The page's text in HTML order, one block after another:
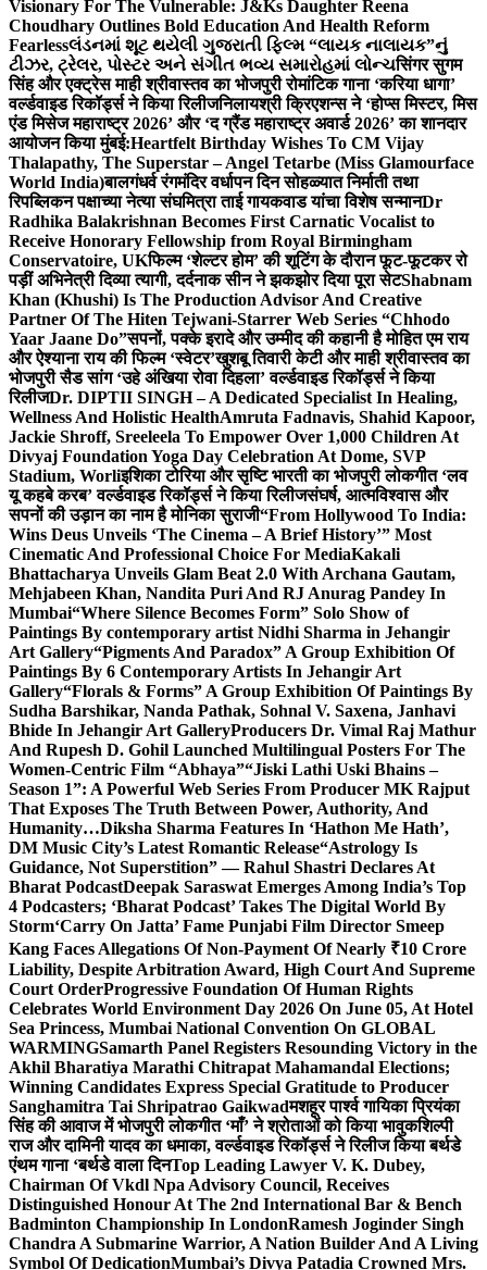
Visionary For The Vulnerable: J&Ks Daughter Reena
Choudhary Outlines Bold Education And Health Reform
Fearlessલંડનમાં શૂટ થયેલી ગુજરાતી ફિલ્મ “લાયક નાલાયક”નું
ટીઝર, ટ્રેલર, પોસ્ટર અને સંગીત ભવ્ય સમારોહમાં લોન્ચसिंगर सुगम
सिंह और एक्ट्रेस माही श्रीवास्तव का भोजपुरी रोमांटिक गाना ‘करिया धागा’
वर्ल्डवाइड रिकॉर्ड्स ने किया रिलीजनिलायश्री क्रिएशन्स ने ‘होप्स मिस्टर, मिस
एंड मिसेज महाराष्ट्र 2026’ और ‘द ग्रैंड महाराष्ट्र अवार्ड 2026’ का शानदार
आयोजन किया मुंबई:Heartfelt Birthday Wishes To CM Vijay
Thalapathy, The Superstar – Angel Tetarbe (Miss Glamourface
World India)बालगंधर्व रंगमंदिर वर्धापन दिन सोहळ्यात निर्माती तथा
रिपब्लिकन पक्षाच्या नेत्या संघमित्रा ताई गायकवाड यांचा विशेष सन्मानDr
Radhika Balakrishnan Becomes First Carnatic Vocalist to
Receive Honorary Fellowship from Royal Birmingham
Conservatoire, UKफिल्म ‘शेल्टर होम’ की शूटिंग के दौरान फूट-फूटकर रो
पड़ीं अभिनेत्री दिव्या त्यागी, दर्दनाक सीन ने झकझोर दिया पूरा सेटShabnam
Khan (Khushi) Is The Production Advisor And Creative
Partner Of The Hiten Tejwani-Starrer Web Series “Chhodo
Yaar Jaane Do”सपनों, पक्के इरादे और उम्मीद की कहानी है मोहित एम राय
और ऐश्याना राय की फिल्म ‘स्वेटर’खुशबू तिवारी केटी और माही श्रीवास्तव का
भोजपुरी सैड सांग ‘उहे अंखिया रोवा दिहला’ वर्ल्डवाइड रिकॉर्ड्स ने किया
रिलीजDr. DIPTII SINGH – A Dedicated Specialist In Healing,
Wellness And Holistic HealthAmruta Fadnavis, Shahid Kapoor,
Jackie Shroff, Sreeleela To Empower Over 1,000 Children At
Divyaj Foundation Yoga Day Celebration At Dome, SVP
Stadium, Worliइशिका टोरिया और सृष्टि भारती का भोजपुरी लोकगीत ‘लव
यू कहबे करब’ वर्ल्डवाइड रिकॉर्ड्स ने किया रिलीजसंघर्ष, आत्मविश्वास और
सपनों की उड़ान का नाम है मोनिका सुराजी“From Hollywood To India:
Wins Deus Unveils ‘The Cinema – A Brief History’” Most
Cinematic And Professional Choice For MediaKakali
Bhattacharya Unveils Glam Beat 2.0 With Archana Gautam,
Mehjabeen Khan, Nandita Puri And RJ Anurag Pandey In
Mumbai“Where Silence Becomes Form” Solo Show of
Paintings By contemporary artist Nidhi Sharma in Jehangir
Art Gallery“Pigments And Paradox” A Group Exhibition Of
Paintings By 6 Contemporary Artists In Jehangir Art
Gallery“Florals & Forms” A Group Exhibition Of Paintings By
Sudha Barshikar, Nanda Pathak, Sohnal V. Saxena, Janhavi
Bhide In Jehangir Art GalleryProducers Dr. Vimal Raj Mathur
And Rupesh D. Gohil Launched Multilingual Posters For The
Women-Centric Film “Abhaya”“Jiski Lathi Uski Bhains –
Season 1”: A Powerful Web Series From Producer MK Rajput
That Exposes The Truth Between Power, Authority, And
Humanity…Diksha Sharma Features In ‘Hathon Me Hath’,
DM Music City’s Latest Romantic Release“Astrology Is
Guidance, Not Superstition” — Rahul Shastri Declares At
Bharat PodcastDeepak Saraswat Emerges Among India’s Top
4 Podcasters; ‘Bharat Podcast’ Takes The Digital World By
Storm‘Carry On Jatta’ Fame Punjabi Film Director Smeep
Kang Faces Allegations Of Non-Payment Of Nearly ₹10 Crore
Liability, Despite Arbitration Award, High Court And Supreme
Court OrderProgressive Foundation Of Human Rights
Celebrates World Environment Day 2026 On June 05, At Hotel
Sea Princess, Mumbai National Convention On GLOBAL
WARMINGSamarth Panel Registers Resounding Victory in the
Akhil Bharatiya Marathi Chitrapat Mahamandal Elections;
Winning Candidates Express Special Gratitude to Producer
Sanghamitra Tai Shripatrao Gaikwadमशहूर पार्श्व गायिका प्रियंका
सिंह की आवाज में भोजपुरी लोकगीत ‘माँ’ ने श्रोताओं को किया भावुकशिल्पी
राज और दामिनी यादव का धमाका, वर्ल्डवाइड रिकॉर्ड्स ने रिलीज किया बर्थडे
एंथम गाना ‘बर्थडे वाला दिनTop Leading Lawyer V. K. Dubey,
Chairman Of Vkdl Npa Advisory Council, Receives
Distinguished Honour At The 2nd International Bar & Bench
Badminton Championship In LondonRamesh Joginder Singh
Chandra A Submarine Warrior, A Nation Builder And A Living
Symbol Of DedicationMumbai’s Divya Patadia Crowned Mrs.